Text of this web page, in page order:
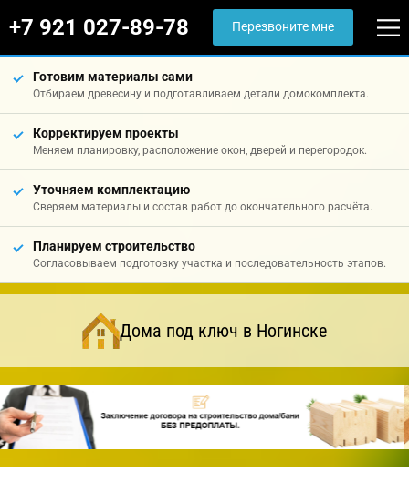
+7 921 027-89-78 Перезвоните мне
Готовим материалы сами
Отбираем древесину и подготавливаем детали домокомплекта.
Корректируем проекты
Меняем планировку, расположение окон, дверей и перегородок.
Уточняем комплектацию
Сверяем материалы и состав работ до окончательного расчёта.
Планируем строительство
Согласовываем подготовку участка и последовательность этапов.
Дома под ключ в Ногинске